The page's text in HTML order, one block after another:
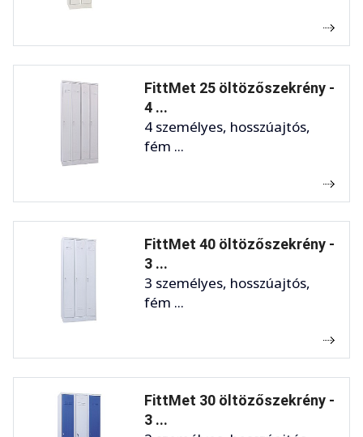
FittMet 25 öltözőszekrény -
4 ...
4 személyes, hosszúajtós,
fém ...
FittMet 40 öltözőszekrény -
3 ...
3 személyes, hosszúajtós,
fém ...
FittMet 30 öltözőszekrény -
3 ...